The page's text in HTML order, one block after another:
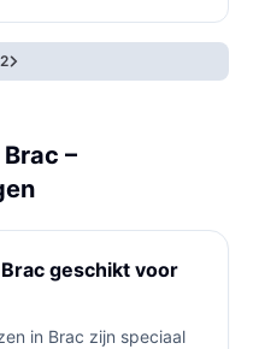
–
geschikt voor
in Brac zijn speciaal